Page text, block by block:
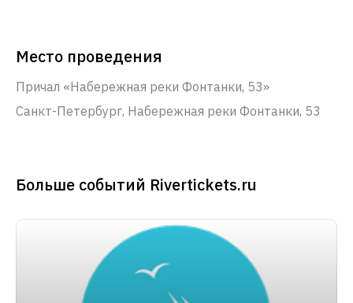
Место проведения
Причал «Набережная реки Фонтанки, 53»
Санкт-Петербург, Набережная реки Фонтанки, 53
Больше событий Rivertickets.ru